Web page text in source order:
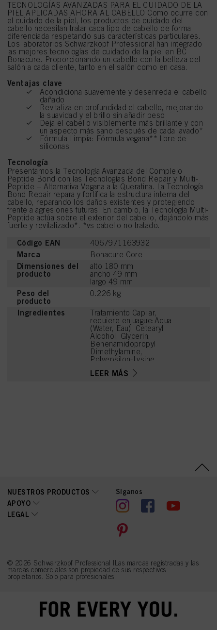
TECNOLOGÍAS AVANZADAS PARA EL CUIDADO DE LA
PIEL APLICADAS AHORA AL CABELLO Como ocurre con
el cuidado de la piel, los productos de cuidado del
cabello necesitan tratar cada tipo de cabello de forma
diferenciada respetando sus características particulares.
Los laboratorios Schwarzkopf Professional han integrado
las mejores tecnologías de cuidado de la piel en BC
Bonacure. Proporcionando un cabello con la belleza del
salón a cada cliente, tanto en el salón como en casa.
Ventajas clave
Acondiciona suavemente y desenreda el cabello
dañado
Revitaliza en profundidad el cabello, mejorando
la suavidad y el brillo sin añadir peso
Deja el cabello visiblemente más brillante y con
un aspecto más sano después de cada lavado*
Fórmula Limpia: Fórmula vegana** libre de
siliconas
Tecnología
Presentamos la Tecnología Avanzada del Complejo
Peptide Bond con las Tecnologías Bond Repair y Multi-
Peptide + Alternativa Vegana a la Queratina. La Tecnología
Bond Repair repara y fortifica la estructura interna del
cabello, reparando los daños existentes y protegiendo
frente a agresiones futuras. En cambio, la Tecnología Multi-
Peptide actúa sobre el exterior del cabello, dejándolo más
fuerte y revitalizado*. *vs cabello no tratado.
Código EAN 4067971163932
Marca Bonacure Core
Dimensiones del
producto
alto 180 mm
ancho 49 mm
largo 49 mm
Peso del
producto
0.226 kg
Ingredientes
Tratamiento Capilar,
requiere enjuague:Aqua
(Water, Eau), Cetearyl
Alcohol, Glycerin,
Behenamidopropyl
Dimethylamine,
Polyepsilon-Lysine,
Hydroxypropylammonium
Gluconate,
(Shea) Butter, Isopropyl
Alcohol,
Ethylhexylglycerin,
Ceteareth-20, Tetramethyl
Acetyloctahydronaphthale
nes, Citrus Aurantium Peel
Oil, Limonene, Geraniol,
Sorbate
LEER MÁS
NUESTROS PRODUCTOS
APOYO
LEGAL
Síganos
© 2026 Schwarzkopf Professional |Las marcas registradas y las
marcas comerciales son propiedad de sus respectivos
propietarios. Solo para profesionales.